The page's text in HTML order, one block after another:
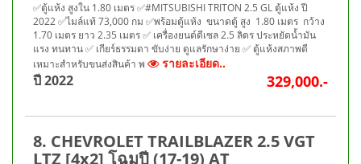
✅ตู้แห้ง สูงใน 1.80 เมตร ✅#MITSUBISHI TRITON 2.5 GL ตู้แห้ง ปี
2022 ✅ไมล์แท้ 73,000 กม ✅พร้อมตู้แห้ง ขนาดตู้ สูง 1.80 เมตร กว้าง
1.70 เมตร ยาว 2.35 เมตร ✅ เครื่องยนต์ดีเซล 2.5 ลิตร ประหยัดน้ำมัน
แรง ทนทาน ✅ เกียร์ธรรมดา ขับง่าย ดูแลรักษาง่าย ✅ ตู้แห้งสภาพดี
เหมาะสำหรับขนส่งสินค้า พ
รายละเอียด..
ปี 2022 329,000.-
8. CHEVROLET TRAILBLAZER 2.5 VGT
LTZ [4x2] โฉมปี (17-19) AT